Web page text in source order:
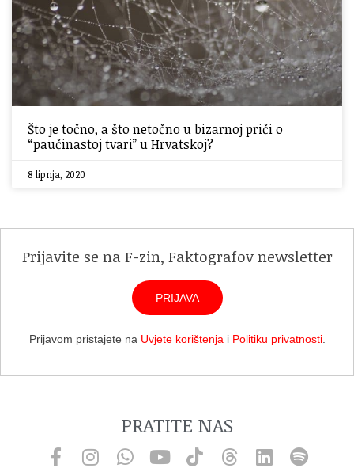
Što je točno, a što netočno u bizarnoj priči o
“paučinastoj tvari” u Hrvatskoj?
8 lipnja, 2020
Prijavite se na F-zin, Faktografov newsletter
PRIJAVA
Prijavom pristajete na Uvjete korištenja i Politiku privatnosti.
PRATITE NAS